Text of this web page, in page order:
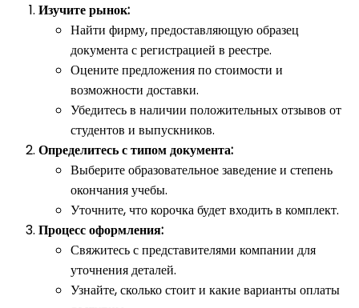
Изучите рынок:
Найти фирму, предоставляющую образец
документа с регистрацией в реестре.
Оцените предложения по стоимости и
возможности доставки.
Убедитесь в наличии положительных отзывов от
студентов и выпускников.
Определитесь с типом документа:
Выберите образовательное заведение и степень
окончания учебы.
Уточните, что корочка будет входить в комплект.
Процесс оформления:
Свяжитесь с представителями компании для
уточнения деталей.
Узнайте, сколько стоит и какие варианты оплаты